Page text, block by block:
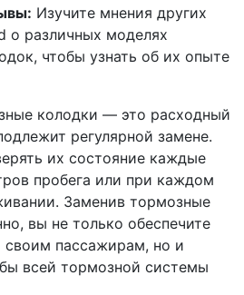
Изучите мнения других
о различных моделях
чтобы узнать об их опыте
колодки — это расходный
регулярной замене.
их состояние каждые
пробега или при каждом
Заменив тормозные
вы не только обеспечите
своим пассажирам, но и
всей тормозной системы